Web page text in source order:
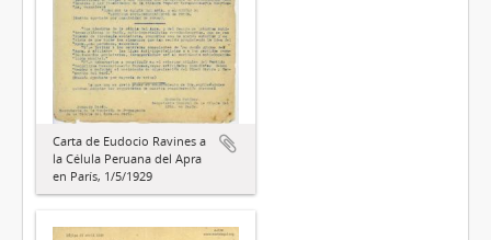
Carta de Eudocio Ravines a
la Célula Peruana del Apra
en París, 1/5/1929